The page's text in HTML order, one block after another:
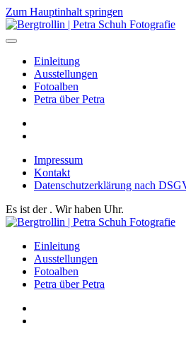
Zum Hauptinhalt springen
Einleitung
Ausstellungen
Fotoalben
Petra über Petra
Impressum
Kontakt
Datenschutzerklärung nach
Es ist der . Wir haben Uhr.
Einleitung
Ausstellungen
Fotoalben
Petra über Petra